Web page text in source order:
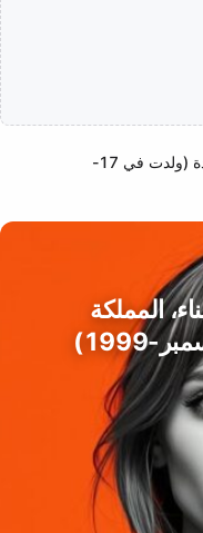
هولي هومبرستون، نجمة الغناء، المملكة المتحدة (ولدت في 17-
المملكة